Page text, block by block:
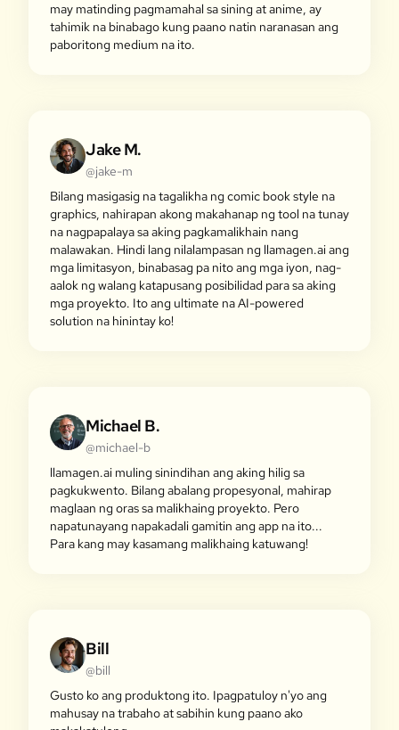
may matinding pagmamahal sa sining at anime, ay
tahimik na binabago kung paano natin naranasan ang
paboritong medium na ito.
Jake M.
@jake-m
Bilang masigasig na tagalikha ng comic book style na
graphics, nahirapan akong makahanap ng tool na tunay
na nagpapalaya sa aking pagkamalikhain nang
malawakan. Hindi lang nilalampasan ng llamagen.ai ang
mga limitasyon, binabasag pa nito ang mga iyon, nag-
aalok ng walang katapusang posibilidad para sa aking
mga proyekto. Ito ang ultimate na AI-powered
solution na hinintay ko!
Michael B.
@michael-b
llamagen.ai muling sinindihan ang aking hilig sa
pagkukwento. Bilang abalang propesyonal, mahirap
maglaan ng oras sa malikhaing proyekto. Pero
napatunayang napakadali gamitin ang app na ito...
Para kang may kasamang malikhaing katuwang!
Bill
@bill
Gusto ko ang produktong ito. Ipagpatuloy n'yo ang
mahusay na trabaho at sabihin kung paano ako